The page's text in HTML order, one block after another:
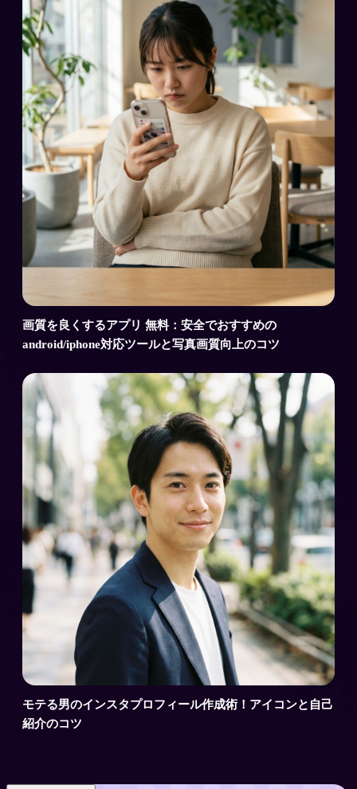
画質を良くするアプリ 無料：安全でおすすめの
android/iphone対応ツールと写真画質向上のコツ
モテる男のインスタプロフィール作成術！アイコンと自己
紹介のコツ